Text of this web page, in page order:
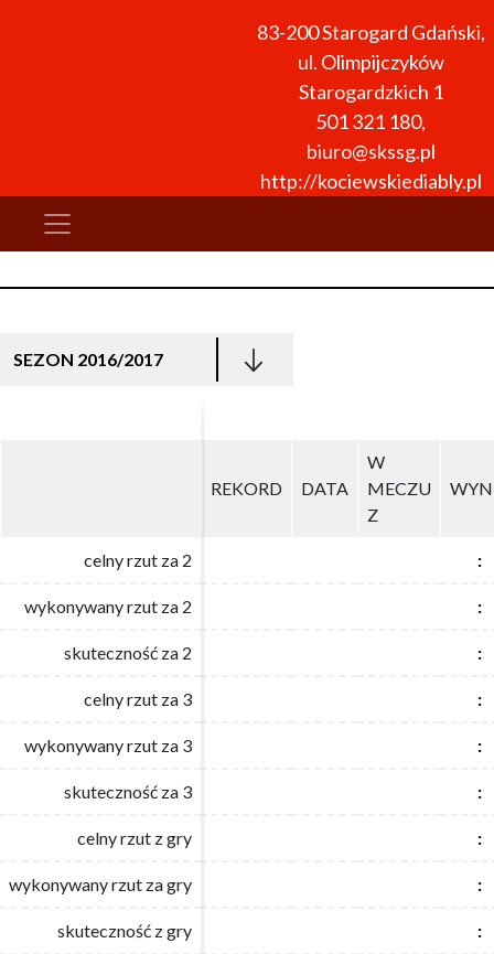
83-200Starogard Gdański,
ul. Olimpijczyków
Starogardzkich 1
501 321 180,
biuro@skssg.pl
http://kociewskiediably.pl
SEZON 2016/2017
REKORD DATA
W
MECZU
Z
celny rzut za 2 :
wykonywany rzut za 2 :
skuteczność za 2 :
celny rzut za 3 :
wykonywany rzut za 3 :
skuteczność za 3 :
celny rzut z gry :
wykonywany rzut za gry :
skuteczność z gry :
REKORD DATA
W
MECZU
Z
celny rzut za 2 :
wykonywany rzut za 2 :
skuteczność za 2 :
celny rzut za 3 :
wykonywany rzut za 3 :
skuteczność za 3 :
celny rzut z gry :
wykonywany rzut za gry :
skuteczność z gry :